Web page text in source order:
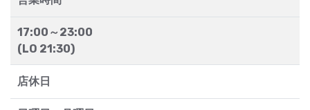
17:00～23:00
(LO 21:30)
店休日